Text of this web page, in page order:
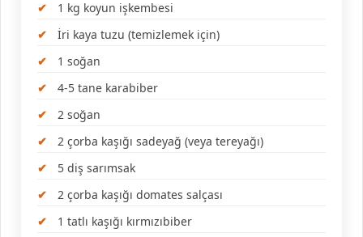
1 kg koyun işkembesi
İri kaya tuzu (temizlemek için)
1 soğan
4-5 tane karabiber
2 soğan
2 çorba kaşığı sadeyağ (veya tereyağı)
5 diş sarımsak
2 çorba kaşığı domates salçası
1 tatlı kaşığı kırmızıbiber